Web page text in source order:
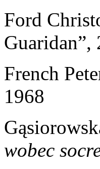
Ford
Guaridan”,
French
1968
wobec